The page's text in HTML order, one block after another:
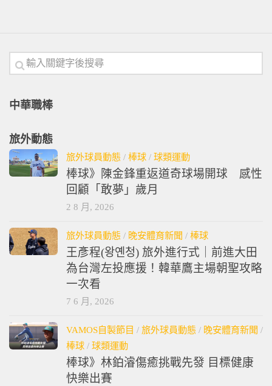
中華職棒
旅外動態
旅外球員動態 / 棒球 / 球類運動
棒球》陳金鋒重返道奇球場開球 感性
回顧「敢夢」歲月
2 8 月, 2026
旅外球員動態 / 晚安體育新聞 / 棒球
王彥程(왕옌청) 旅外進行式｜前進大田
為台灣左投應援！韓華鷹主場朝聖攻略
一次看
7 6 月, 2026
VAMOS自製節目 / 旅外球員動態 / 晚安體育新聞 /
棒球 / 球類運動
棒球》林鉑濬傷癒挑戰先發 目標健康
快樂出賽